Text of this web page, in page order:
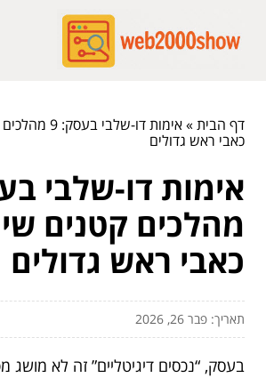
דף הבית»
אימות דו-שלבי
כאבי ראש גדולים
מהלכים קטנים
כאבי ראש גדולים
תאריך: פבר 26, 2026
בעסק, “נכסים דיגיטליים” זה לא מושג